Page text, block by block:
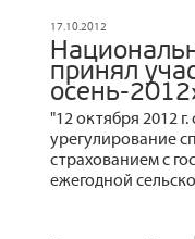
17.10.2012
принял
осень-
"12 октября 2012
урегулирование
страхованием с
ежегодной